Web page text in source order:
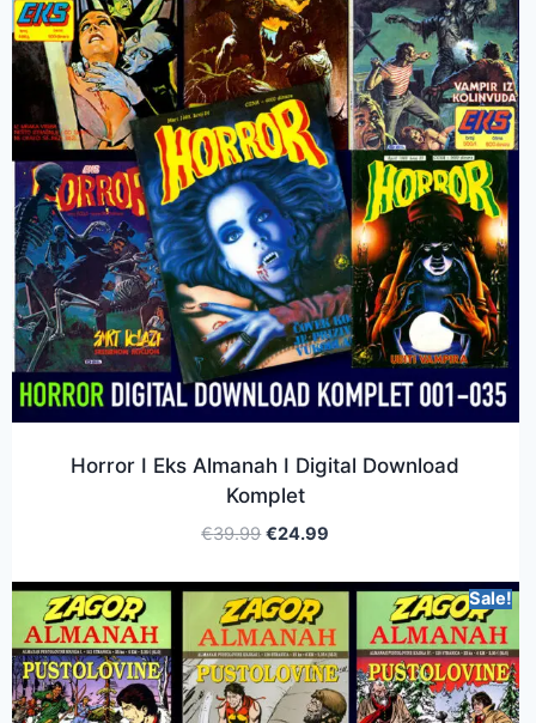
Horror I Eks Almanah I Digital Download
Komplet
€39.99 €24.99
Sale!